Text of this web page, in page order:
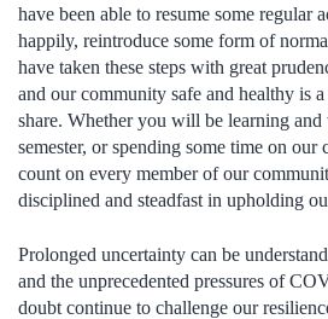
have been able to resume some regular
happily, reintroduce some form of
have taken these steps with great
and our community safe and healthy is
share. Whether you will be learning
semester, or spending some time on our
count on every member of our
disciplined and steadfast in upholding
Prolonged uncertainty can be
and the unprecedented pressures of
doubt continue to challenge our